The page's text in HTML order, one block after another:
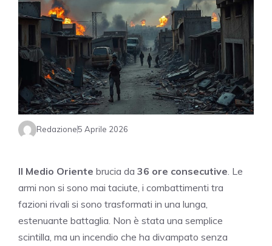
Redazione5 Aprile 2026
Il Medio Oriente brucia da 36 ore consecutive . Le
armi non si sono mai taciute, i combattimenti tra
fazioni rivali si sono trasformati in una lunga,
estenuante battaglia. Non è stata una semplice
scintilla, ma un incendio che ha divampato senza